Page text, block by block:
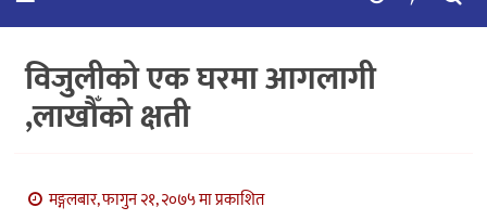
कुटनिती
कुराकानी
बाणिज्य
विजुलीको एक घरमा आगलागी
,लाखौँको क्षती
मङ्गलबार, फागुन २१, २०७५ मा प्रकाशित